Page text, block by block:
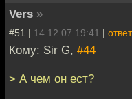
Vers »
#51 | 14.12.07 19:41 |
Кому: Sir G, #44
> А чем он ест?